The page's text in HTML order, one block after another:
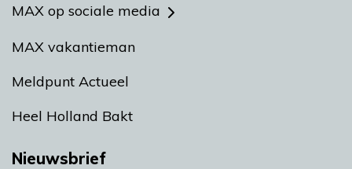
MAX op sociale media
MAX vakantieman
Meldpunt Actueel
Heel Holland Bakt
Nieuwsbrief